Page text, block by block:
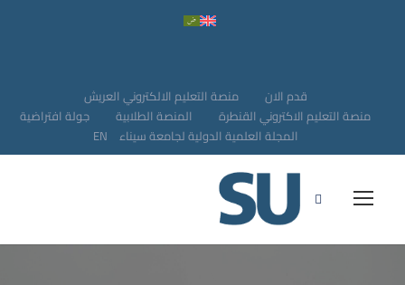
قدم الان
منصة التعليم الالكتروني العريش
منصة التعليم الاكتروني القنطرة
المنصة الطلابية
جولة افتراضية
المجلة العلمية الدولية لجامعة سيناء EN